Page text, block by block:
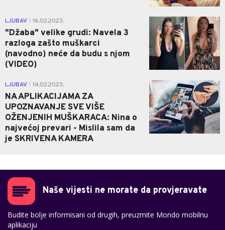
LJUBAV 16.02.2023.
"Džaba" velike grudi: Navela 3
razloga zašto muškarci
(navodno) neće da budu s njom
(VIDEO)
0
LJUBAV 14.02.2023.
NA APLIKACIJAMA ZA
UPOZNAVANJE SVE VIŠE
OŽENJENIH MUŠKARACA: Nina o
najvećoj prevari - Mislila sam da
je SKRIVENA KAMERA
0
Naše vijesti ne morate da provjeravate
Budite bolje informisani od drugih, preuzmite Mondo mobilnu
aplikaciju